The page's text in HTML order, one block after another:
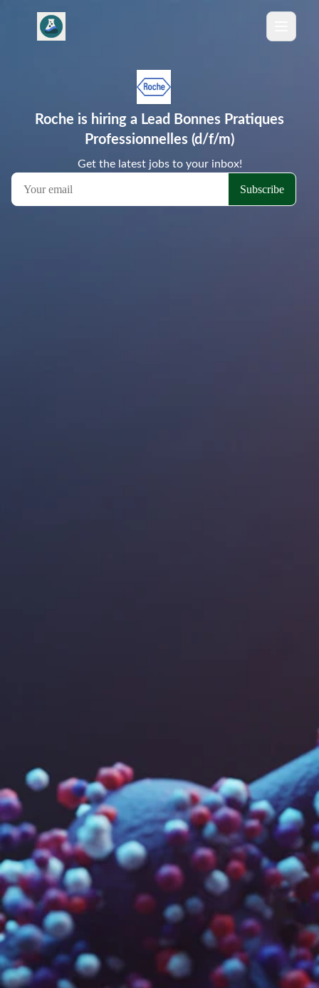
Roche is hiring a Lead Bonnes Pratiques
Professionnelles (d/f/m)
Get the latest jobs to your inbox!